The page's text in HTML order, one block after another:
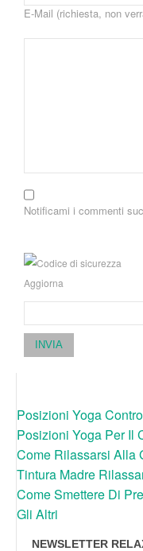
E-Mail (richiesta, non
Notificami i commenti
Aggiorna
INVIA
Posizioni Yoga
Posizioni Yoga Per Il
Come Rilassarsi Alla
Tintura Madre
Come Smettere Di
Gli Altri
NEWSLETTER